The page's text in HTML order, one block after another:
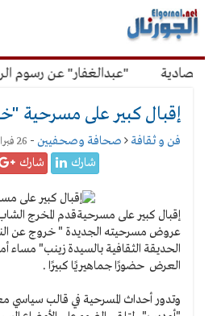
القائمة
الرئيسية
"عبدالغفار" عن رسوم
إقبال كبير على مسرحية
فن و ثقافة صحافة وصحفيين - 26 فبراير 2014 7:12 م
شارك شارك
إقبال كبير على مسرحيةقدم المخرج
عروض مسرحيته الجديدة " خروج عن
الحديقة الثقافية بالسيدة زينب" مساء
العرض حضورًا جماهيريًا كبيرًا .
وتدور أحداث المسرحية في قالب